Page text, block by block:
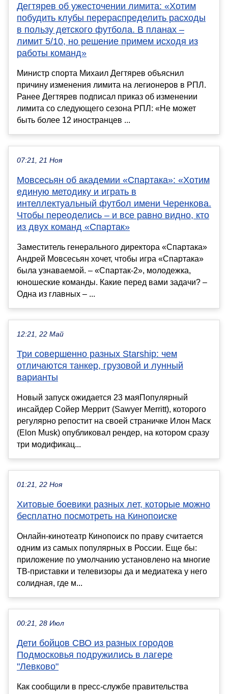
Дегтярев об ужесточении лимита: «Хотим
побудить клубы перераспределить расходы
в пользу детского футбола. В планах –
лимит 5/10, но решение примем исходя из
работы команд»
Министр спорта Михаил Дегтярев объяснил
причину изменения лимита на легионеров в РПЛ.
Ранее Дегтярев подписал приказ об изменении
лимита со следующего сезона РПЛ: «Не может
быть более 12 иностранцев ...
07:21, 21 Ноя
Мовсесьян об академии «Спартака»: «Хотим
единую методику и играть в
интеллектуальный футбол имени Черенкова.
Чтобы переоделись – и все равно видно, кто
из двух команд «Спартак»
Заместитель генерального директора «Спартака»
Андрей Мовсесьян хочет, чтобы игра «Спартака»
была узнаваемой. – «Спартак-2», молодежка,
юношеские команды. Какие перед вами задачи? –
Одна из главных – ...
12:21, 22 Май
Три совершенно разных Starship: чем
отличаются танкер, грузовой и лунный
варианты
Новый запуск ожидается 23 маяПопулярный
инсайдер Сойер Меррит (Sawyer Merritt), которого
регулярно репостит на своей страничке Илон Маск
(Elon Musk) опубликовал рендер, на котором сразу
три модификац...
01:21, 22 Ноя
Хитовые боевики разных лет, которые можно
бесплатно посмотреть на Кинопоиске
Онлайн-кинотеатр Кинопоиск по праву считается
одним из самых популярных в России. Еще бы:
приложение по умолчанию установлено на многие
ТВ-приставки и телевизоры да и медиатека у него
солидная, где м...
00:21, 28 Июл
Дети бойцов СВО из разных городов
Подмосковья подружились в лагере
"Левково"
Как сообщили в пресс-службе правительства